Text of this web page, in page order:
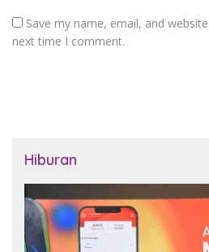
Save my name, email, and
next time I comment.
Hiburan